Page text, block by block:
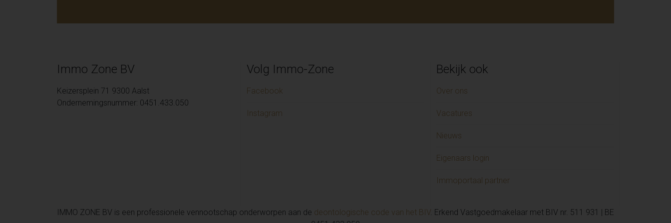
Immo Zone BV
Keizersplein 71 9300 Aalst
Ondernemingsnummer: 0451.433.050
Volg Immo-Zone
Facebook
Instagram
Bekijk ook
Over ons
Vacatures
Nieuws
Eigenaars login
Immoportaal partner
IMMO ZONE BV is een professionele vennootschap onderworpen aan de deontologische code van het BIV. Erkend Vastgoedmakelaar met BIV nr. 511 931 | BE